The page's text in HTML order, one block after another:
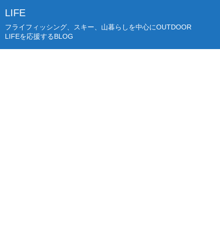
LIFE
フライフィッシング、スキー、山暮らしを中心にOUTDOOR
LIFEを応援するBLOG